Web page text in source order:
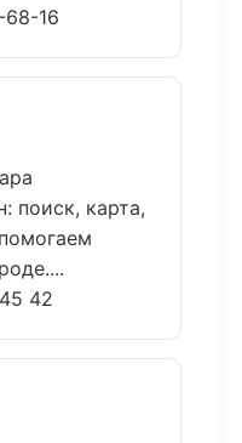
16
поиск, карта,
42